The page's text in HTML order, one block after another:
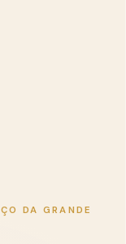
DA GRANDE